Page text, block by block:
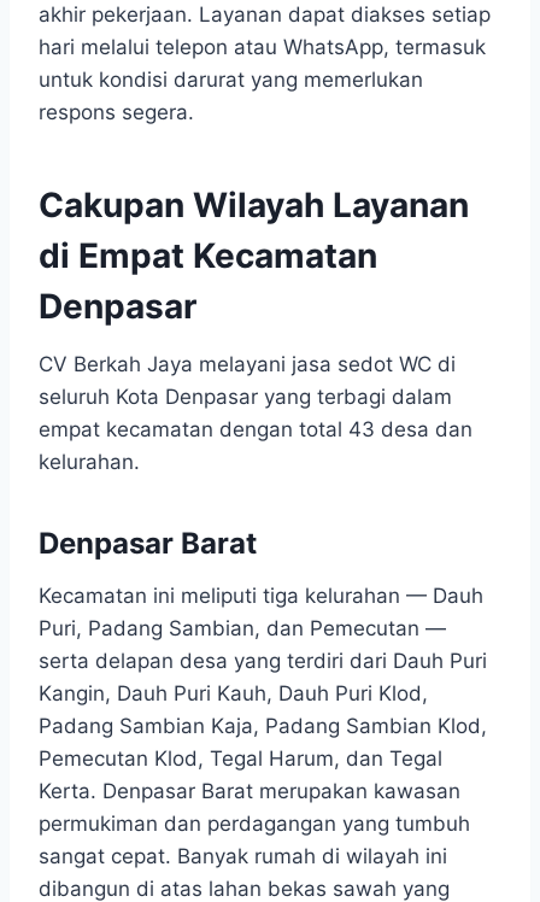
akhir pekerjaan. Layanan dapat diakses setiap
hari melalui telepon atau WhatsApp, termasuk
untuk kondisi darurat yang memerlukan
respons segera.
Cakupan Wilayah Layanan
di Empat Kecamatan
Denpasar
CV Berkah Jaya melayani jasa sedot WC di
seluruh Kota Denpasar yang terbagi dalam
empat kecamatan dengan total 43 desa dan
kelurahan.
Denpasar Barat
Kecamatan ini meliputi tiga kelurahan — Dauh
Puri, Padang Sambian, dan Pemecutan —
serta delapan desa yang terdiri dari Dauh Puri
Kangin, Dauh Puri Kauh, Dauh Puri Klod,
Padang Sambian Kaja, Padang Sambian Klod,
Pemecutan Klod, Tegal Harum, dan Tegal
Kerta. Denpasar Barat merupakan kawasan
permukiman dan perdagangan yang tumbuh
sangat cepat. Banyak rumah di wilayah ini
dibangun di atas lahan bekas sawah yang